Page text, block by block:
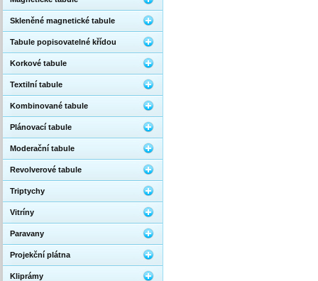
Skleněné magnetické tabule
Tabule popisovatelné křídou
Korkové tabule
Textilní tabule
Kombinované tabule
Plánovací tabule
Moderační tabule
Revolverové tabule
Triptychy
Vitríny
Paravany
Projekční plátna
Kliprámy